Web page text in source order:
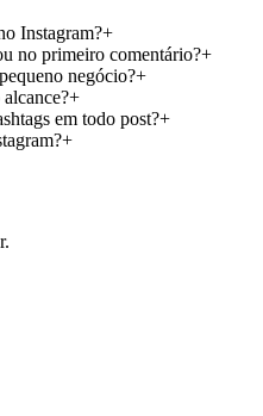
Instagram?+
no primeiro comentário?+
negócio?+
+
em todo post?+
+